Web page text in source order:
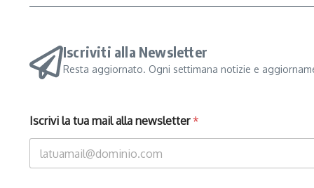
Iscriviti alla Newsletter
Resta aggiornato. Ogni settimana notizie e
Iscrivi la tua mail alla newsletter*